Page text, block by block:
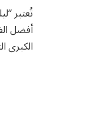
تُعتبر
أفضل
الكبرى